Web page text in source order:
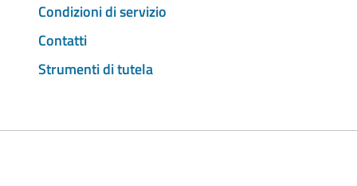
Condizioni di servizio
Contatti
Strumenti di tutela